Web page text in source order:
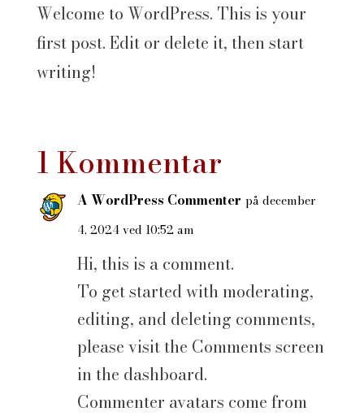
Welcome to WordPress. This is your
first post. Edit or delete it, then start
writing!
1 Kommentar
A WordPress Commenter på december
4, 2024 ved 10:52 am
Hi, this is a comment.
To get started with moderating,
editing, and deleting comments,
please visit the Comments screen
in the dashboard.
Commenter avatars come from